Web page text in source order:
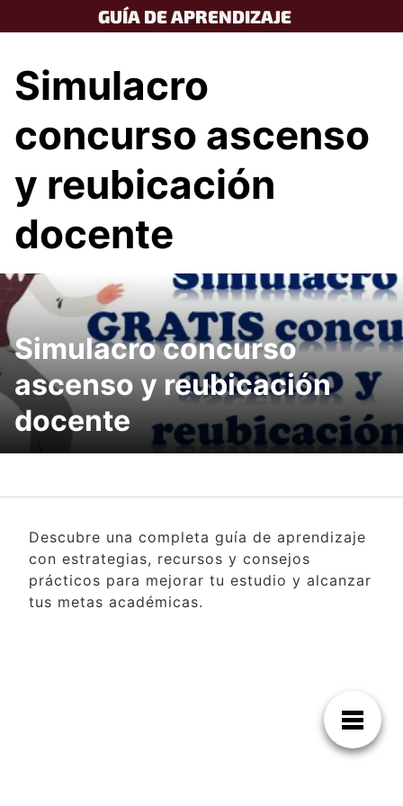
to
GUÍA DE APRENDIZAJE
Simulacro
concurso ascenso
y reubicación
docente
Simulacro concurso
ascenso y reubicación
docente
Descubre una completa guía de aprendizaje
con estrategias, recursos y consejos
prácticos para mejorar tu estudio y alcanzar
tus metas académicas.